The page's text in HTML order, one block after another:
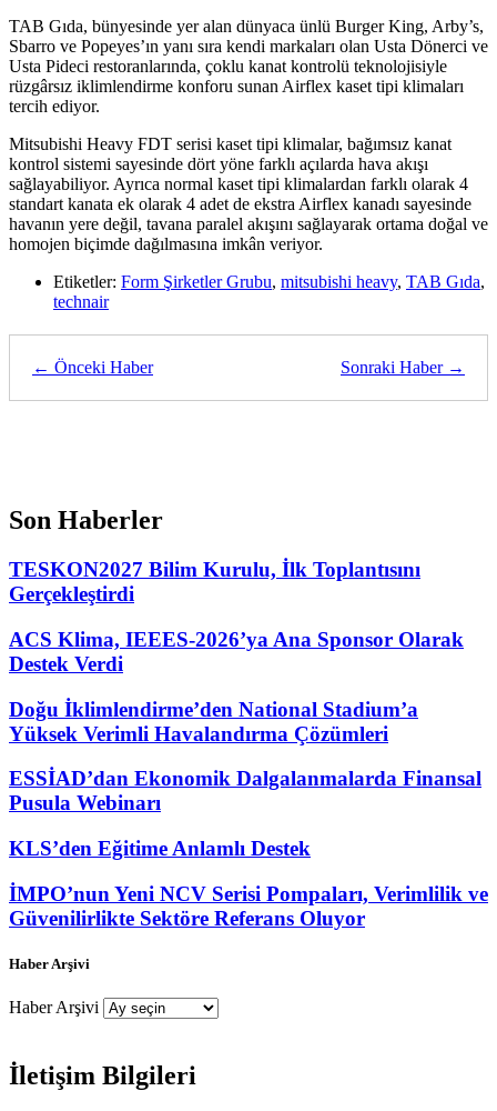
TAB Gıda, bünyesinde yer alan dünyaca ünlü Burger King, Arby’s,
Sbarro ve Popeyes’ın yanı sıra kendi markaları olan Usta Dönerci ve
Usta Pideci restoranlarında, çoklu kanat kontrolü teknolojisiyle
rüzgârsız iklimlendirme konforu sunan Airflex kaset tipi klimaları
tercih ediyor.
Mitsubishi Heavy FDT serisi kaset tipi klimalar, bağımsız kanat
kontrol sistemi sayesinde dört yöne farklı açılarda hava akışı
sağlayabiliyor. Ayrıca normal kaset tipi klimalardan farklı olarak 4
standart kanata ek olarak 4 adet de ekstra Airflex kanadı sayesinde
havanın yere değil, tavana paralel akışını sağlayarak ortama doğal ve
homojen biçimde dağılmasına imkân veriyor.
Etiketler: Form Şirketler Grubu, mitsubishi heavy, TAB Gıda,
technair
← Önceki Haber Sonraki Haber →
Son Haberler
TESKON2027 Bilim Kurulu, İlk Toplantısını
Gerçekleştirdi
ACS Klima, IEEES-2026’ya Ana Sponsor Olarak
Destek Verdi
Doğu İklimlendirme’den National Stadium’a
Yüksek Verimli Havalandırma Çözümleri
ESSİAD’dan Ekonomik Dalgalanmalarda Finansal
Pusula Webinarı
KLS’den Eğitime Anlamlı Destek
İMPO’nun Yeni NCV Serisi Pompaları, Verimlilik ve
Güvenilirlikte Sektöre Referans Oluyor
Haber Arşivi
Haber Arşivi
İletişim Bilgileri